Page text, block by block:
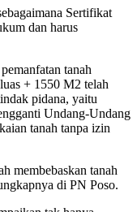
Sertifikat
dan harus
tanah
+ 1550 M2 telah
pidana, yaitu
Undang-Undang
tanah tanpa izin
membebaskan tanah
di PN Poso.